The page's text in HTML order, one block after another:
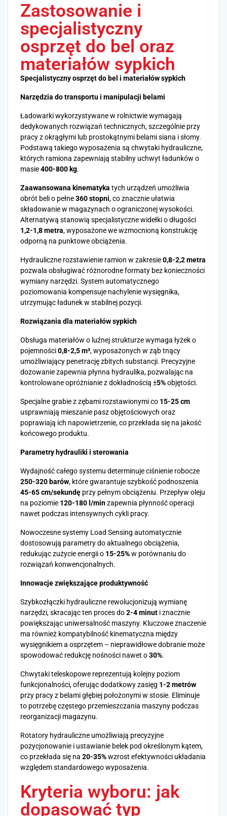
Zastosowanie i
specjalistyczny
osprzęt do bel oraz
materiałów sypkich
Specjalistyczny osprzęt do bel i materiałów sypkich
Narzędzia do transportu i manipulacji belami
Ładowarki wykorzystywane w rolnictwie wymagają
dedykowanych rozwiązań technicznych, szczególnie przy
pracy z okrągłymi lub prostokątnymi belami siana i słomy.
Podstawą takiego wyposażenia są chwytaki hydrauliczne,
których ramiona zapewniają stabilny uchwyt ładunków o
masie400-800 kg.
Zaawansowana kinematyka tych urządzeń umożliwia
obrót beli o pełne360 stopni, co znacznie ułatwia
składowanie w magazynach o ograniczonej wysokości.
Alternatywą stanowią specjalistyczne widełki o długości
1,2-1,8 metra, wyposażone we wzmocnioną konstrukcję
odporną na punktowe obciążenia.
Hydrauliczne rozstawienie ramion w zakresie0,8-2,2 metra
pozwala obsługiwać różnorodne formaty bez konieczności
wymiany narzędzi. System automatycznego
poziomowania kompensuje nachylenie wysięgnika,
utrzymując ładunek w stabilnej pozycji.
Rozwiązania dla materiałów sypkich
Obsługa materiałów o luźnej strukturze wymaga łyżek o
pojemności0,8-2,5 m³, wyposażonych w ząb tnący
umożliwiający penetrację zbitych substancji. Precyzyjne
dozowanie zapewnia płynna hydraulika, pozwalając na
kontrolowane opróżnianie z dokładnością ±5%objętości.
Specjalne grabie z zębami rozstawionymi co 15-25 cm
usprawniają mieszanie pasz objętościowych oraz
poprawiają ich napowietrzenie, co przekłada się na jakość
końcowego produktu.
Parametry hydrauliki i sterowania
Wydajność całego systemu determinuje ciśnienie robocze
250-320 barów, które gwarantuje szybkość podnoszenia
45-65 cm/sekundę przy pełnym obciążeniu. Przepływ oleju
na poziomie 120-180 l/minzapewnia płynność operacji
nawet podczas intensywnych cykli pracy.
Nowoczesne systemy Load Sensing automatycznie
dostosowują parametry do aktualnego obciążenia,
redukując zużycie energii o 15-25%w porównaniu do
rozwiązań konwencjonalnych.
Innowacje zwiększające produktywność
Szybkozłączki hydrauliczne rewolucjonizują wymianę
narzędzi, skracając ten proces do2-4 minut i znacznie
powiększając uniwersalność maszyny. Kluczowe znaczenie
ma również kompatybilność kinematyczna między
wysięgnikiem a osprzętem – nieprawidłowe dobranie może
spowodować redukcję nośności nawet o30%.
Chwytaki teleskopowe reprezentują kolejny poziom
funkcjonalności, oferując dodatkowy zasięg 1-2 metrów
przy pracy z belami głębiej położonymi w stosie. Eliminuje
to potrzebę częstego przemieszczania maszyny podczas
reorganizacji magazynu.
Rotatory hydrauliczne umożliwiają precyzyjne
pozycjonowanie i ustawianie belek pod określonym kątem,
co przekłada się na 20-35%wzrost efektywności układania
względem standardowego wyposażenia.
Kryteria wyboru: jak
dopasować typ